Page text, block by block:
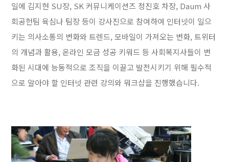
일에 김지현 SU장, SK 커뮤니케이션즈 정진호 차장, Daum 사
회공헌팀 육심나 팀장 등이 강사진으로 참여하여 인터넷이 일으
키는 의사소통의 변화와 트렌드, 모바일이 가져오는 변화, 트위터
의 개념과 활용, 온라인 모금 성공 키워드 등 사회복지사들이 변
화된 시대에 능동적으로 조직을 이끌고 발전시키기 위해 필수적
으로 알아야 할 인터넷 관련 강의와 워크샵을 진행했습니다.